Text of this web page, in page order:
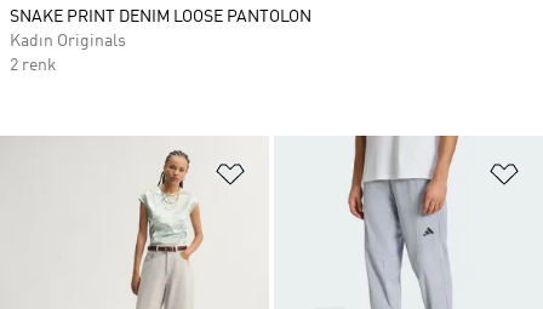
Favori Listesine Ekle
SNAKE PRINT DENIM LOOSE PANTOLON
Kadın Originals
2 renk